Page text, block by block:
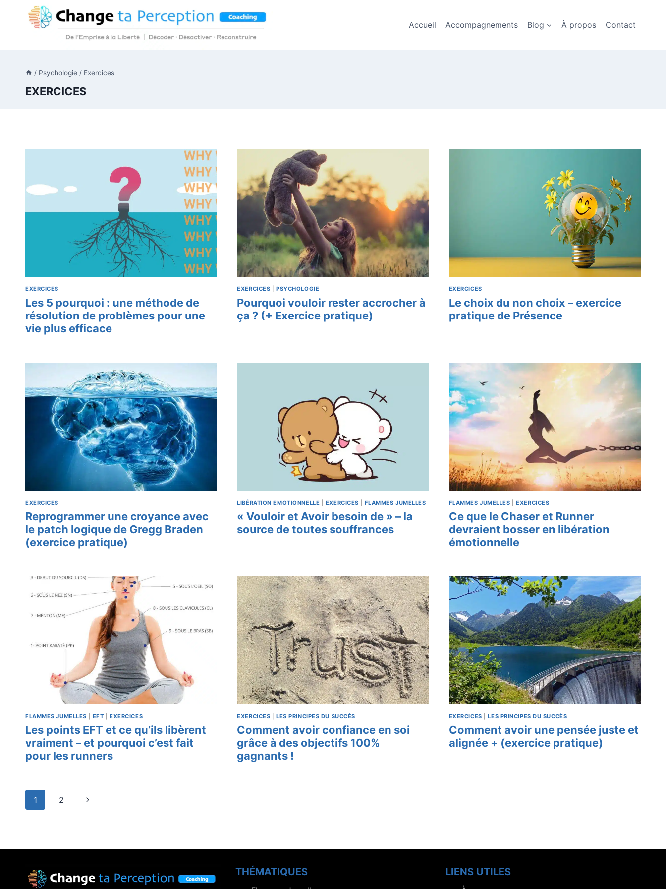
Accueil Accompagnements Blog À propos Contact
/ Psychologie / Exercices
EXERCICES
EXERCICES
Les 5 pourquoi : une méthode de
résolution de problèmes pour une
vie plus efficace
EXERCICES |PSYCHOLOGIE
Pourquoi vouloir rester accrocher à
ça ? (+ Exercice pratique)
EXERCICES
Le choix du non choix – exercice
pratique de Présence
EXERCICES
Reprogrammer une croyance avec
le patch logique de Gregg Braden
(exercice pratique)
LIBÉRATION EMOTIONNELLE EXERCICES FLAMMES JUMELLES
« Vouloir et Avoir besoin de » – la
source de toutes souffrances
FLAMMES JUMELLES |EXERCICES
Ce que le Chaser et Runner
devraient bosser en libération
émotionnelle
FLAMMES JUMELLES EFT |EXERCICES
Les points EFT et ce qu’ils libèrent
vraiment – et pourquoi c’est fait
pour les runners
EXERCICES |LES PRINCIPES DU SUCCÈS
Comment avoir confiance en soi
grâce à des objectifs 100%
gagnants !
EXERCICES |LES PRINCIPES DU SUCCÈS
Comment avoir une pensée juste et
alignée + (exercice pratique)
Navigation
de
1 2
Page
THÉMATIQUES LIENS UTILES